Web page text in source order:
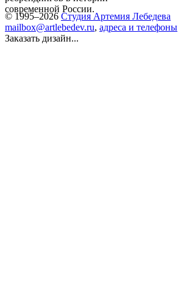
современной России.
© 1995–2026 Студия Артемия Лебедева
mailbox@artlebedev.ru, адреса и телефоны
Заказать дизайн...